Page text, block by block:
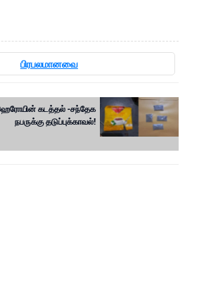
பிரபலமானவை
கடத்தல் -சந்தேக
நபருக்கு தடுப்புக்காவல்!